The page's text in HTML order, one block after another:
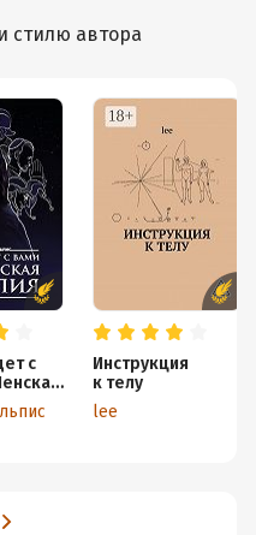
стилю автора
с
Инструкция
к телу
lee